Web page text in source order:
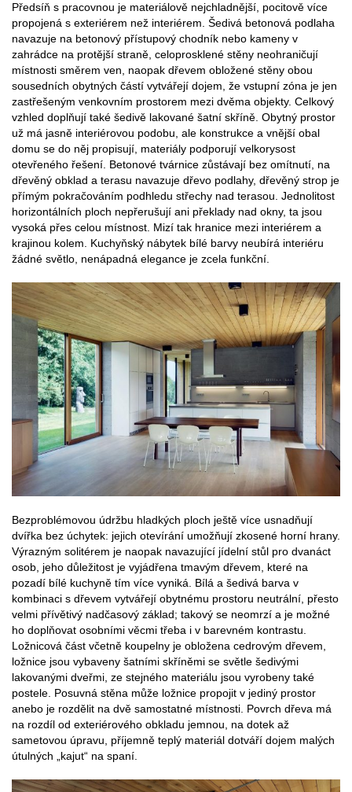
Předsíň s pracovnou je materiálově nejchladnější, pocitově více
propojená s exteriérem než interiérem. Šedivá betonová podlaha
navazuje na betonový přístupový chodník nebo kameny v
zahrádce na protější straně, celoprosklené stěny neohraničují
místnosti směrem ven, naopak dřevem obložené stěny obou
sousedních obytných částí vytvářejí dojem, že vstupní zóna je jen
zastřešeným venkovním prostorem mezi dvěma objekty. Celkový
vzhled doplňují také šedivě lakované šatní skříně. Obytný prostor
už má jasně interiérovou podobu, ale konstrukce a vnější obal
domu se do něj propisují, materiály podporují velkorysost
otevřeného řešení. Betonové tvárnice zůstávají bez omítnutí, na
dřevěný obklad a terasu navazuje dřevo podlahy, dřevěný strop je
přímým pokračováním podhledu střechy nad terasou. Jednolitost
horizontálních ploch nepřerušují ani překlady nad okny, ta jsou
vysoká přes celou místnost. Mizí tak hranice mezi interiérem a
krajinou kolem. Kuchyňský nábytek bílé barvy neubírá interiéru
žádné světlo, nenápadná elegance je zcela funkční.
Bezproblémovou údržbu hladkých ploch ještě více usnadňují
dvířka bez úchytek: jejich otevírání umožňují zkosené horní hrany.
Výrazným solitérem je naopak navazující jídelní stůl pro dvanáct
osob, jeho důležitost je vyjádřena tmavým dřevem, které na
pozadí bílé kuchyně tím více vyniká. Bílá a šedivá barva v
kombinaci s dřevem vytvářejí obytnému prostoru neutrální, přesto
velmi přívětivý nadčasový základ; takový se neomrzí a je možné
ho doplňovat osobními věcmi třeba i v barevném kontrastu.
Ložnicová část včetně koupelny je obložena cedrovým dřevem,
ložnice jsou vybaveny šatními skříněmi se světle šedivými
lakovanými dveřmi, ze stejného materiálu jsou vyrobeny také
postele. Posuvná stěna může ložnice propojit v jediný prostor
anebo je rozdělit na dvě samostatné místnosti. Povrch dřeva má
na rozdíl od exteriérového obkladu jemnou, na dotek až
sametovou úpravu, příjemně teplý materiál dotváří dojem malých
útulných „kajut“ na spaní.